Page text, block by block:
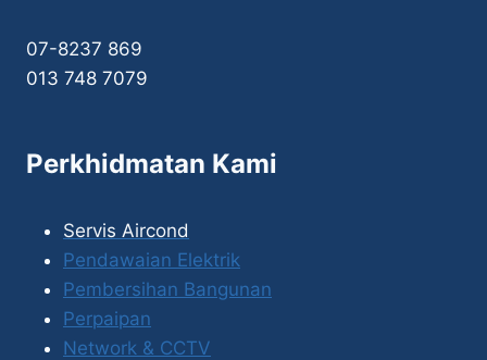
07-8237 869
013 748 7079
Perkhidmatan Kami
Servis Aircond
Pendawaian Elektrik
Pembersihan Bangunan
Perpaipan
Network & CCTV